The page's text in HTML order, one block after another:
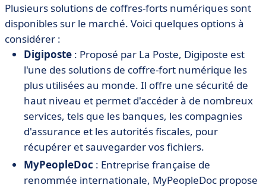
Plusieurs solutions de coffres-forts numériques sont
disponibles sur le marché. Voici quelques options à
considérer :
Digiposte : Proposé par La Poste, Digiposte est
l'une des solutions de coffre-fort numérique les
plus utilisées au monde. Il offre une sécurité de
haut niveau et permet d'accéder à de nombreux
services, tels que les banques, les compagnies
d'assurance et les autorités fiscales, pour
récupérer et sauvegarder vos fichiers.
MyPeopleDoc : Entreprise française de
renommée internationale, MyPeopleDoc propose